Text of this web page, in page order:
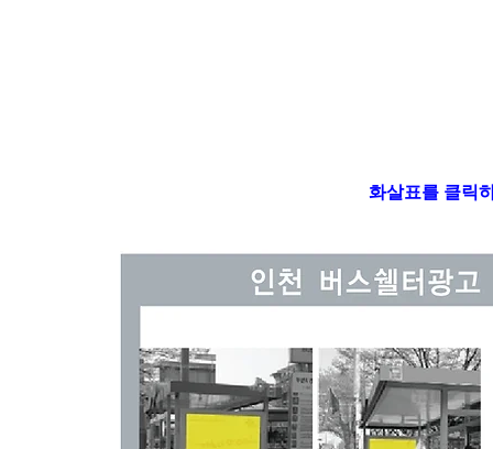
화살표를 클릭